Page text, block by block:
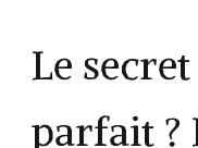
Le
parfait ?